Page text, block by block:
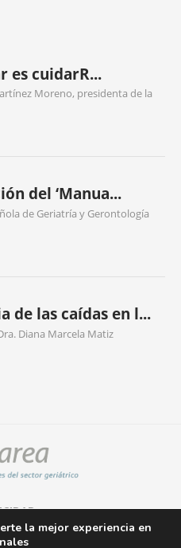
es cuidarR...
Moreno, presidenta de la
del ‘Manua...
de Geriatría y Gerontología
de las caídas en l...
Diana Marcela Matiz
la mejor experiencia en